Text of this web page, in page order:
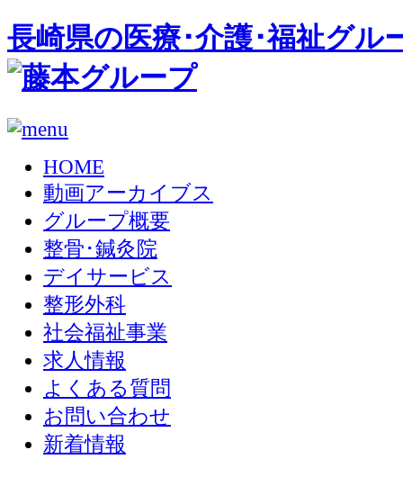
長崎県の医療･介護･福祉グル
HOME
動画アーカイブス
グループ概要
整骨･鍼灸院
デイサービス
整形外科
社会福祉事業
求人情報
よくある質問
お問い合わせ
新着情報